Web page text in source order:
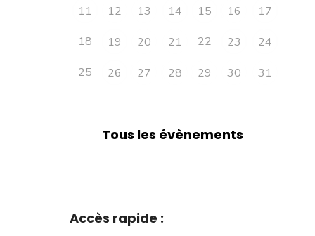
11
12 13 14 15 16
17
18
19 20 21 22 23
24
25
26 27 28 29 30 31
Tous les évènements
Accès rapide :